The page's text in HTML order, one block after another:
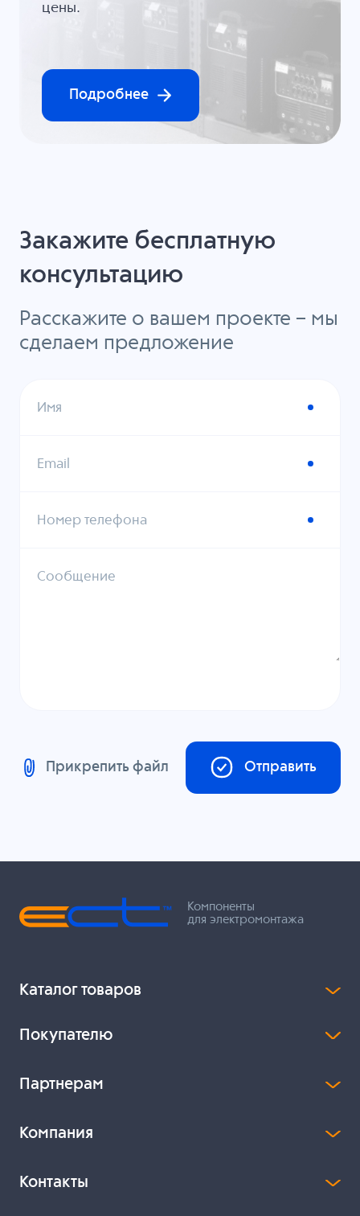
цены.
Подробнее
Закажите бесплатную
консультацию
Расскажите о вашем проекте – мы
сделаем предложение
Имя
Email
Номер телефона
Сообщение
Прикрепить файл Отправить
Компоненты
для электромонтажа
Каталог товаров
Покупателю
Партнерам
Компания
Контакты